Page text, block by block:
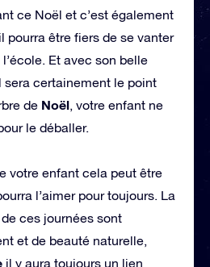
ce Noël et c’est également
pourra être fiers de se vanter
Et avec son belle
certainement le point
de Noël, votre enfant ne
le déballer.
votre enfant cela peut être
l’aimer pour toujours. La
ces journées sont
et de beauté naturelle,
il y aura toujours un lien